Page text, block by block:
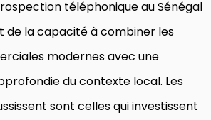
téléphonique au Sénégal
de la capacité à combiner les
modernes avec une
du contexte local. Les
sont celles qui investissent